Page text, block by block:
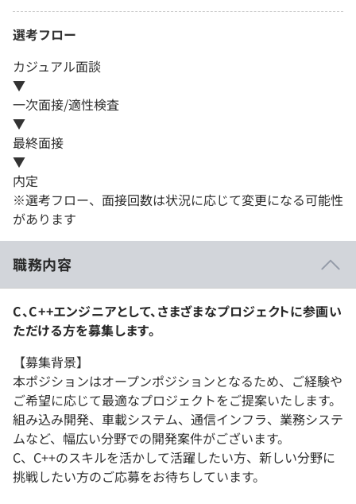
選考フロー
カジュアル面談
▼
一次面接/適性検査
▼
最終面接
▼
内定
※選考フロー、面接回数は状況に応じて変更になる可能性
があります
職務内容
C、C++エンジニアとして、さまざまなプロジェクトに参画い
ただける方を募集します。
【募集背景】
本ポジションはオープンポジションとなるため、ご経験や
ご希望に応じて最適なプロジェクトをご提案いたします。
組み込み開発、車載システム、通信インフラ、業務システ
ムなど、幅広い分野での開発案件がございます。
C、C++のスキルを活かして活躍したい方、新しい分野に
挑戦したい方のご応募をお待ちしています。